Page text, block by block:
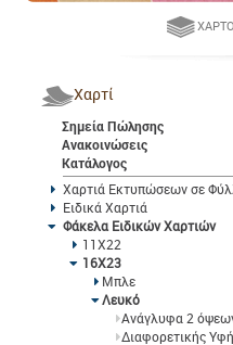
Χαρτί
Σημεία Πώλησης
Ανακοινώσεις
Κατάλογος
Χαρτιά Εκτυπώσεων σε
Ειδικά Χαρτιά
Φάκελα Ειδικών Χαρτιών
11Χ22
16Χ23
Μπλε
Λευκό
Ανάγλυφα 2
Διαφορετικής